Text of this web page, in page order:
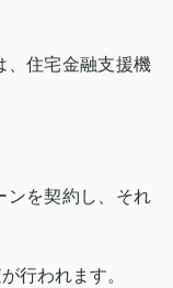
、住宅金融支援機
ンを契約し、それ
行われます。